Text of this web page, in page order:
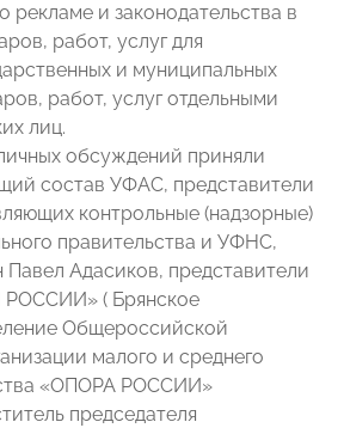
рекламе и законодательства в
работ, услуг для
и муниципальных
работ, услуг отдельными
лиц.
обсуждений приняли
состав УФАС, представители
контрольные (надзорные)
правительства и УФНС,
Адасиков, представители
( Брянское
Общероссийской
малого и среднего
«ОПОРА РОССИИ»
председателя